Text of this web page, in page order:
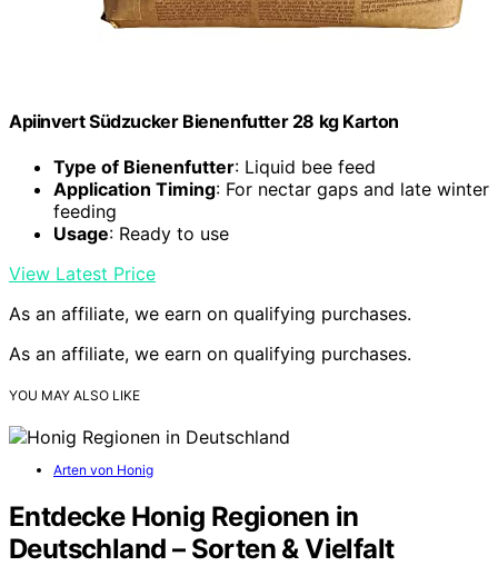
Apiinvert Südzucker Bienenfutter 28 kg Karton
Type of Bienenfutter: Liquid bee feed
Application Timing: For nectar gaps and late winter
feeding
Usage: Ready to use
View Latest Price
As an affiliate, we earn on qualifying purchases.
As an affiliate, we earn on qualifying purchases.
YOU MAY ALSO LIKE
Arten von Honig
Entdecke Honig Regionen in
Deutschland – Sorten & Vielfalt